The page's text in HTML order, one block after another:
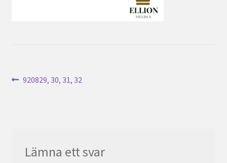
Inläggsnavigering
Föregående
920829, 30, 31, 32
Lämna ett svar